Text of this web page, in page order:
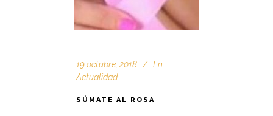
19 octubre, 2018
En
Actualidad
SÚMATE AL ROSA